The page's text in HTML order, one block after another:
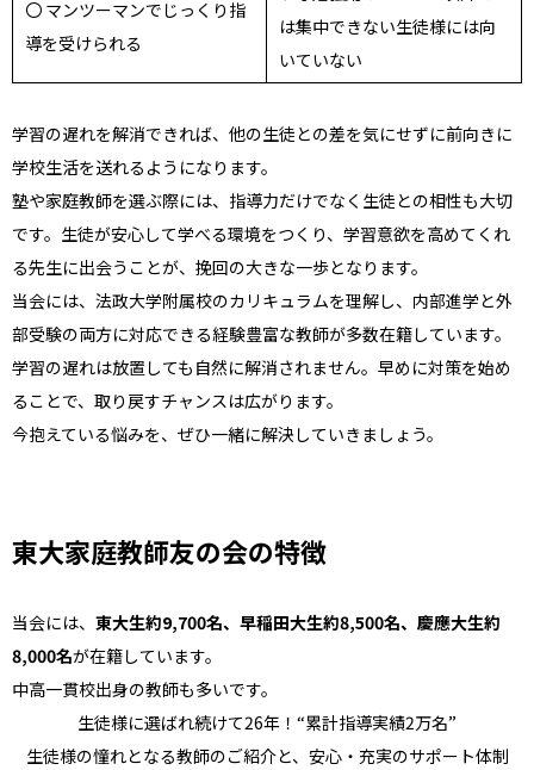
〇 マンツーマンでじっくり指
導を受けられる
は集中できない生徒様には向
いていない
学習の遅れを解消できれば、他の生徒との差を気にせずに前向きに
学校生活を送れるようになります。
塾や家庭教師を選ぶ際には、指導力だけでなく生徒との相性も大切
です。生徒が安心して学べる環境をつくり、学習意欲を高めてくれ
る先生に出会うことが、挽回の大きな一歩となります。
当会には、法政大学附属校のカリキュラムを理解し、内部進学と外
部受験の両方に対応できる経験豊富な教師が多数在籍しています。
学習の遅れは放置しても自然に解消されません。早めに対策を始め
ることで、取り戻すチャンスは広がります。
今抱えている悩みを、ぜひ一緒に解決していきましょう。
東大家庭教師友の会の特徴
当会には、 東大生約9,700名、早稲田大生約8,500名、慶應大生約
8,000名が在籍しています。
中高一貫校出身の教師も多いです。
生徒様に選ばれ続けて26年！“累計指導実績2万名”
生徒様の憧れとなる教師のご紹介と、安心・充実のサポート体制